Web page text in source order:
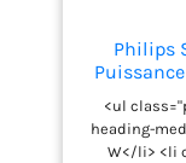
Philips
Pâte
Facile
<ul
heading-
W</li> <li